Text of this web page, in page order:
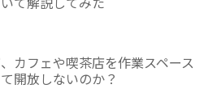
カフェや喫茶店を作業スペース
開放しないのか？